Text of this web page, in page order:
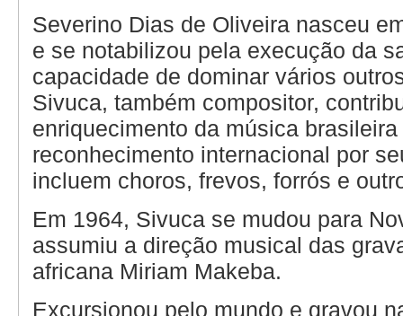
Severino Dias de Oliveira nasceu
e se notabilizou pela execução da
capacidade de dominar vários
Sivuca, também compositor,
enriquecimento da música
reconhecimento internacional por
incluem choros, frevos, forrós e
Em 1964, Sivuca se mudou para
assumiu a direção musical das
africana Miriam Makeba.
Excursionou pelo mundo e gravou